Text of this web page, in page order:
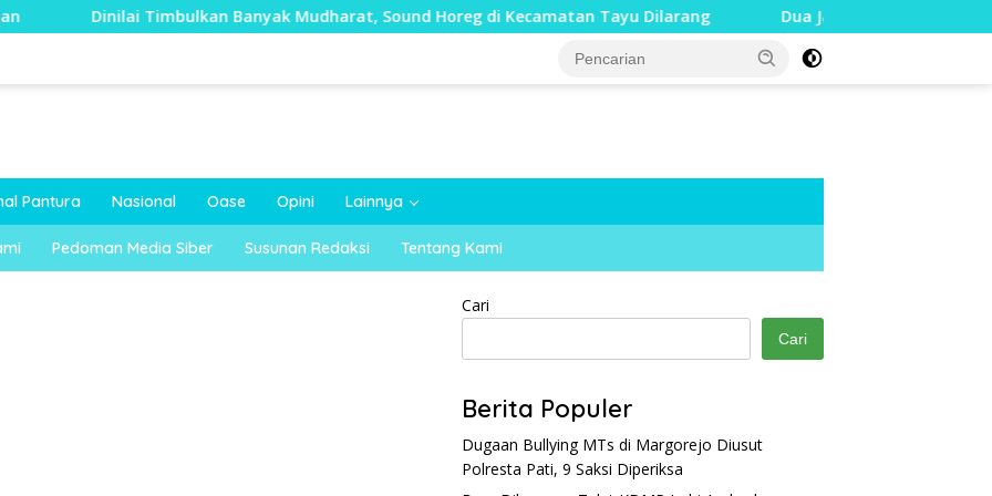
Timbulkan Banyak Mudharat, Sound Horeg di Kecamatan Tayu Dilarang Dua Jari Putus akibat Dugaan Bullying,
Pantura Nasional Oase Opini Lainnya
Pedoman Media Siber Susunan Redaksi Tentang Kami
Cari
Cari
Berita Populer
Dugaan Bullying MTs di Margorejo Diusut
Polresta Pati, 9 Saksi Diperiksa